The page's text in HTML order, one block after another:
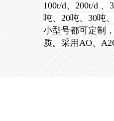
100t/d、200t/d 、
吨、20吨、30吨
小型号都可定制
质。采用AO、